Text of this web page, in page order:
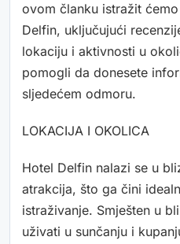
ovom članku istražit
Delfin, uključujući
lokaciju i aktivnosti u
pomogli da donesete
sljedećem odmoru.
LOKACIJA I OKOLICA
Hotel Delfin nalazi se u
atrakcija, što ga čini
istraživanje. Smješten u
uživati u sunčanju i